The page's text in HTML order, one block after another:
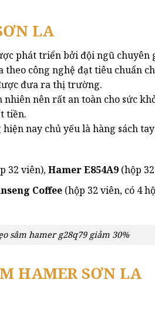
tùy
thể
sản
LA
phát triển bởi đội ngũ
công nghệ đạt tiêu chuẩn
đưa ra thị trường.
nên rất an toàn cho sức
tiền.
nay chủ yếu là hàng sách
32 viên),Hamer E854A9(hộp
Coffee(hộp 32 viên, có 4
sâm hamer g28q79 giảm 30%
HAMER SƠN LA